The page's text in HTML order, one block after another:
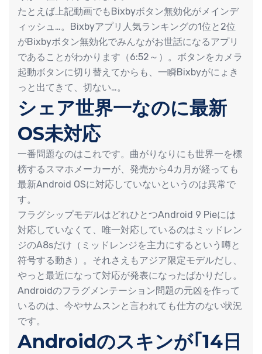
たとえば上記動画でもBixbyボタン無効化がメインデ
ィッシュ…。Bixbyアプリ人気ランキングの1位と2位
がBixbyボタン無効化でみんながお世話になるアプリ
であることがわかります（6:52～）。ボタンをカメラ
起動ボタンに切り替えてからも、一瞬Bixbyがにょき
っと出てきて、切ない…。
シェア世界一なのに最新
OS未対応
一番問題なのはこれです。曲がりなりにも世界一を標
榜するスマホメーカーが、発売から4カ月が経っても
最新Android OSに対応していないというのは異常で
す。
フラグシップモデルはどれひとつAndroid 9 Pieには
対応していなくて、唯一対応しているのはミッドレン
ジのA8sだけ（ミッドレンジを主力にするという噂と
符号する動き）。それさえもアジア限定モデルだし、
やっと最近になって対応が発表になったばかりだし。
Androidのフラグメンテーション問題の元凶を作って
いるのは、今やサムスンと言われても仕方のない状況
です。
Androidのスキンが｢14日